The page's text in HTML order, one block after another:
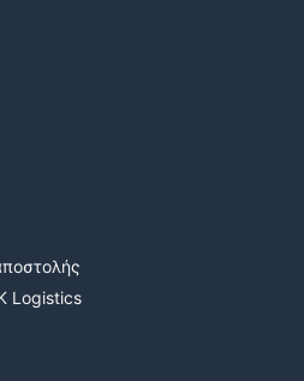
Logistics